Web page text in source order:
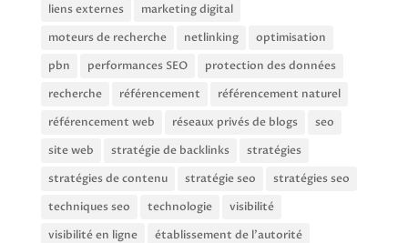
liens externes
marketing digital
moteurs de recherche
netlinking
optimisation
pbn
performances SEO
protection des données
recherche
référencement
référencement naturel
référencement web
réseaux privés de blogs
seo
site web
stratégie de backlinks
stratégies
stratégies de contenu
stratégie seo
stratégies seo
techniques seo
technologie
visibilité
visibilité en ligne
établissement de l'autorité